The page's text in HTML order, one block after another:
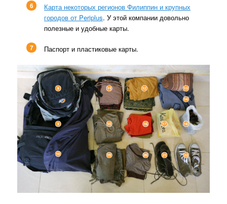
Карта некоторых регионов Филиппин и крупных
городов от Periplus. У этой компании довольно
полезные и удобные карты.
6
Паспорт и пластиковые карты.
7